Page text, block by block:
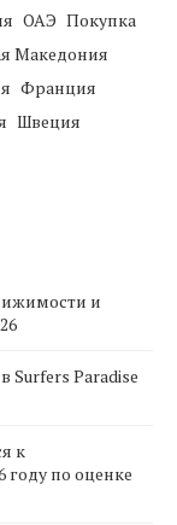
ОАЭ Покупка
Македония
Франция
Швеция
и
Surfers Paradise
к
году по оценке